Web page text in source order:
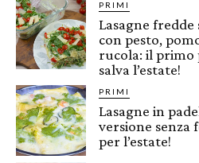
PRIMI
Lasagne
con pesto,
rucola: il primo
salva l’estate!
PRIMI
Lasagne in
versione senza
per l’estate!